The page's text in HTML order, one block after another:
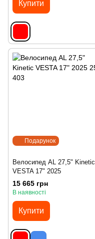
Купити
Подарунок
Велосипед AL 27,5" Kinetic
VESTA 17" 2025
15 665 грн
В наявності
Купити